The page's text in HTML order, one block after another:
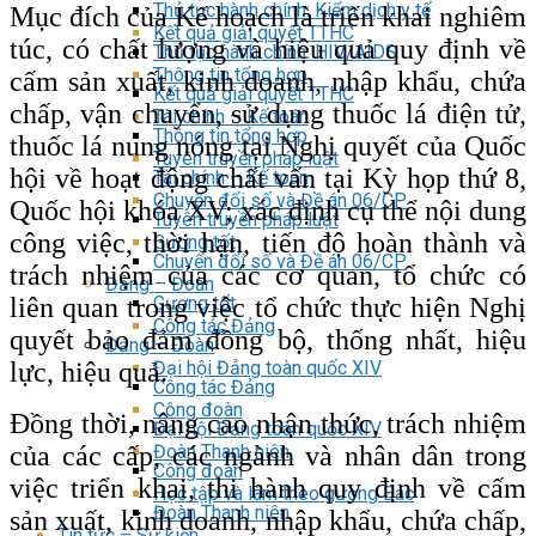
Kết quả giải quyết TTHC
Thông tin tổng hợp
Tài chính – Kế toán
Tuyên truyền pháp luật
Chuyển đổi số và Đề án 06/CP
Gương tốt
Đảng – Đoàn
Công tác Đảng
Đại hội Đảng toàn quốc XIV
Công đoàn
Đoàn Thanh niên
Học tập và làm theo gương Bác
Thủ tục hành chính: Kiểm dịch y tế
Thủ tục hành chính: HIV/AIDS
Kết quả giải quyết TTHC
Thông tin tổng hợp
Tài chính – Kế toán
Tuyên truyền pháp luật
Chuyển đổi số và Đề án 06/CP
Gương tốt
Đảng – Đoàn
Công tác Đảng
Đại hội Đảng toàn quốc XIV
Công đoàn
Đoàn Thanh niên
Mục đích của Kế hoạch là triển khai nghiêm
túc, có chất lượng và hiệu quả quy định về
cấm sản xuất, kinh doanh, nhập khẩu, chứa
chấp, vận chuyển, sử dụng thuốc lá điện tử,
thuốc lá nung nóng tại Nghị quyết của Quốc
hội về hoạt động chất vấn tại Kỳ họp thứ 8,
Quốc hội khóa XV; xác định cụ thể nội dung
công việc, thời hạn, tiến độ hoàn thành và
trách nhiệm của các cơ quan, tổ chức có
liên quan trong việc tổ chức thực hiện Nghị
quyết bảo đảm đồng bộ, thống nhất, hiệu
lực, hiệu quả.
Đồng thời, nâng cao nhận thức, trách nhiệm
của các cấp, các ngành và nhân dân trong
việc triển khai, thi hành quy định về cấm
sản xuất, kinh doanh, nhập khẩu, chứa chấp,